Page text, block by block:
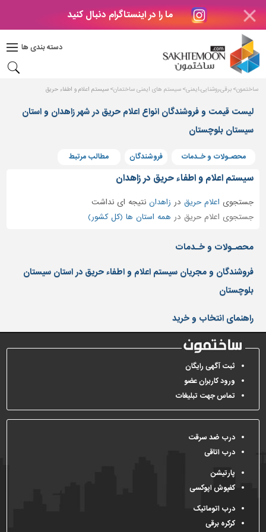
ما را در اینستاگرام دنبال کنید
دسته بندی ها
دکوراسیون
بتن
های
بتنی
درب
پنجره
مصالح
پله،
نرده
حفاظ
دیوارپوش،
و
سرویس
بهداشتی
ابزار،یراق
ماشین
آلات
برقی،روشنایی،ایمنی
محوطه
سازی
و
نما
ساخت
ساز
ساختمون برقی،روشنایی،ایمنی سیستم های ایمنی ساختمان سیستم اعلام و اطفاء حریق
لیست قیمت و فروشندگان انواع اعلام حریق در شهر زاهدان و استان
سیستان بلوچستان
محصـولات و خـدمات فروشندگان مطالب مرتبط
سیستم اعلام و اطفاء حریق در زاهدان
جستجوی اعلام حریق در زاهدان نتیجه ای نداشت
جستجوی اعلام حریق در همه استان ها (کل کشور)
محصـولات و خـدمات
فروشندگان و مجریان سیستم اعلام و اطفاء حریق در استان سیستان
بلوچستان
راهنمای انتخاب و خرید
ثبت آگهی رایگان
ورود کاربران عضو
تماس جهت تبلیغات
درب ضد سرقت
درب اتاقی
پارتیشن
کفپوش اپوکسی
درب اتوماتیک
کرکره برقی